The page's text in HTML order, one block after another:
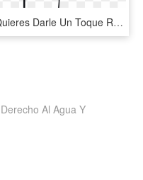
Quieres Darle Un Toque Romántico Y Floral A La Decoración - Dibujo Flor Diente De Leon, HD Png Download
Al Agua Y